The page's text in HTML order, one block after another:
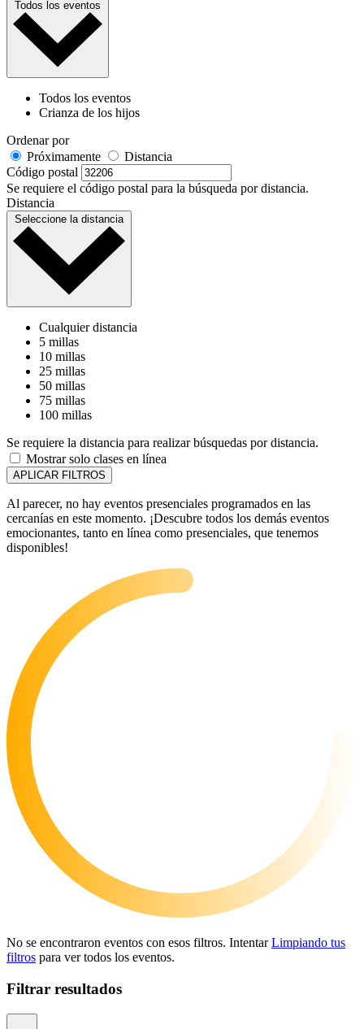
Todos los eventos
Todos los eventos
Crianza de los hijos
Ordenar por
Próximamente
Distancia
Código postal
Se requiere el código postal para la búsqueda por distancia.
Distancia
Seleccione la distancia
Cualquier distancia
5 millas
10 millas
25 millas
50 millas
75 millas
100 millas
Se requiere la distancia para realizar búsquedas por distancia.
Mostrar solo clases en línea
APLICAR FILTROS
Al parecer, no hay eventos presenciales programados en las
cercanías en este momento. ¡Descubre todos los demás eventos
emocionantes, tanto en línea como presenciales, que tenemos
disponibles!
No se encontraron eventos con esos filtros. IntentarLimpiando tus
filtros para ver todos los eventos.
Filtrar resultados